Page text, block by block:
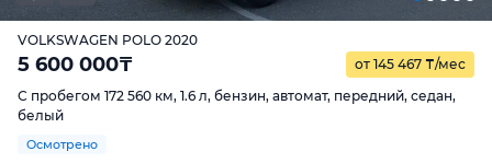
VOLKSWAGEN POLO 2020
5 600 000₸ от 145 467 ₸/мес
С пробегом 172 560 км, 1.6 л, бензин, автомат, передний, седан,
белый
Осмотрено